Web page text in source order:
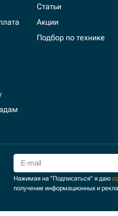
Статьи
Акции
Подбор по технике
Нажимая на "Подписаться" я даю
получение информационных и